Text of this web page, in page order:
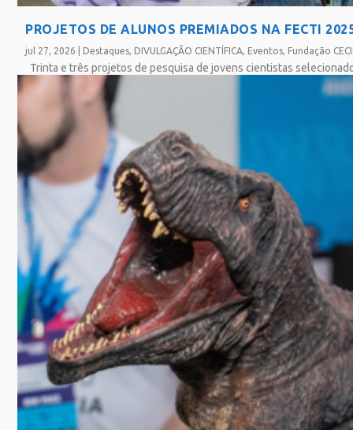
PROJETOS DE ALUNOS PREMIADOS NA FECTI
jul 27, 2026 Destaques, DIVULGAÇÃO CIENTÍFICA, Eventos, Fundação
Trinta e três projetos de pesquisa de jovens cientistas
SAIBA MAIS